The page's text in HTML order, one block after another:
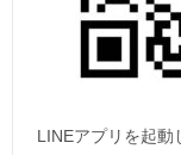
LINEアプリを起動